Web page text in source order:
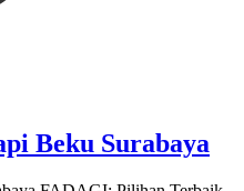
Beku Surabaya